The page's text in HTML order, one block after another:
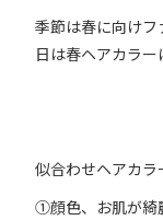
季節は春に向け
日は春ヘアカラー
似合わせヘアカラ
①顔色、お肌が綺